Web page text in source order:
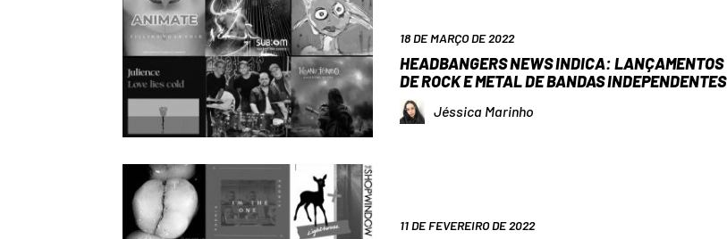
18 DE MARÇO DE 2022
HEADBANGERS NEWS INDICA: LANÇAMENTOS
DE ROCK E METAL DE BANDAS INDEPENDENTES
Jéssica Marinho
11 DE FEVEREIRO DE 2022